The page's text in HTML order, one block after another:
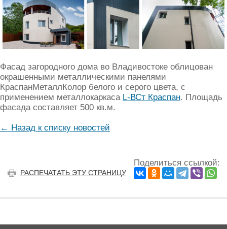
Фасад загородного дома во Владивостоке облицован
окрашенными металлическими панелями
КраспанМеталлКолор белого и серого цвета, с
применением металлокаркаса L-ВСт Краспан. Площадь
фасада составляет 500 кв.м.
← Назад к списку новостей
РАСПЕЧАТАТЬ ЭТУ СТРАНИЦУ
Поделиться ссылкой: